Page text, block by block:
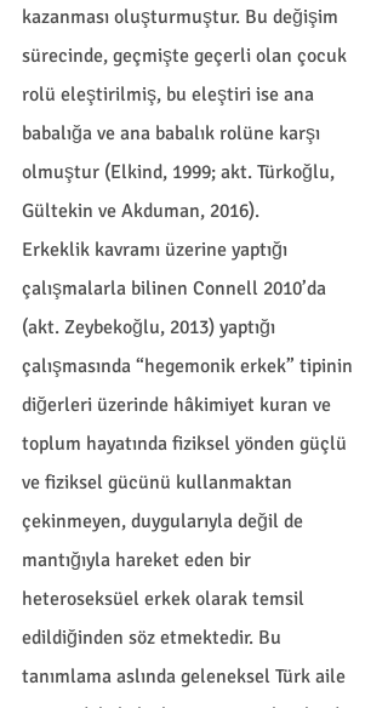
kazanması oluşturmuştur. Bu değişim
sürecinde, geçmişte geçerli olan çocuk
rolü eleştirilmiş, bu eleştiri ise ana
babalığa ve ana babalık rolüne karşı
olmuştur (Elkind, 1999; akt. Türkoğlu,
Gültekin ve Akduman, 2016).
Erkeklik kavramı üzerine yaptığı
çalışmalarla bilinen Connell 2010’da
(akt. Zeybekoğlu, 2013) yaptığı
çalışmasında “hegemonik erkek” tipinin
diğerleri üzerinde hâkimiyet kuran ve
toplum hayatında fiziksel yönden güçlü
ve fiziksel gücünü kullanmaktan
çekinmeyen, duygularıyla değil de
mantığıyla hareket eden bir
heteroseksüel erkek olarak temsil
edildiğinden söz etmektedir. Bu
tanımlama aslında geleneksel Türk aile